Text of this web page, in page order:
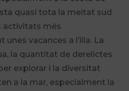
quasi tota la meitat sud
activitats més
vacances a l’illa. La
la quantitat de derelictes
explorar i la diversitat
a la mar, especialment la